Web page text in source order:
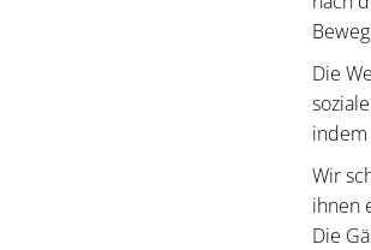
Die
Wir
ihnen
Die